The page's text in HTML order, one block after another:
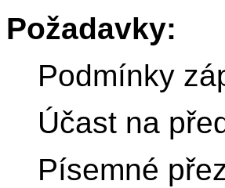
Požadavky:
Podmínky
Účast na
Písemné